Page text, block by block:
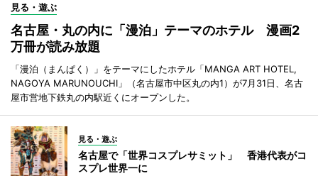
見る・遊ぶ
名古屋・丸の内に「漫泊」テーマのホテル 漫画2
万冊が読み放題
「漫泊（まんぱく）」をテーマにしたホテル「MANGA ART HOTEL,
NAGOYA MARUNOUCHI」（名古屋市中区丸の内1）が7月31日、名古
屋市営地下鉄丸の内駅近くにオープンした。
見る・遊ぶ
名古屋で「世界コスプレサミット」 香港代表がコ
スプレ世界一に